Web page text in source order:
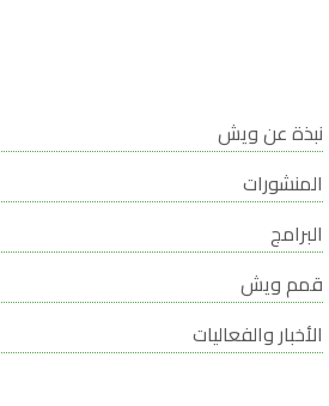
نبذة عن ويش
المنشورات
البرامج
قمم ويش
الأخبار والفعاليات